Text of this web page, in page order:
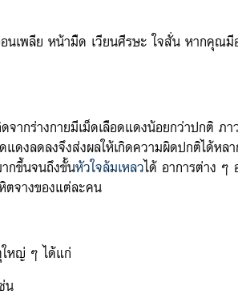
นเพลีย หน้ามืด เวียนศีรษะ ใจสั่น หากคุณมี
จากร่างกายมีเม็ดเลือดแดงน้อยกว่าปกติ
ดแดงลดลงจึงส่งผลให้เกิดความผิดปกติได้
กขึ้นจนถึงขั้นหัวใจล้มเหลวได้ อาการต่าง ๆ
ตจางของแต่ละคน
ใหญ่ ๆ ได้แก่
น